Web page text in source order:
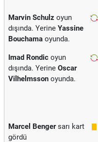
Marvin Schulz oyun
dışında. Yerine Yassine
Bouchama oyunda.
Imad Rondic oyun
dışında. Yerine Oscar
Vilhelmsson oyunda.
Marcel Bengersarı kart
gördü